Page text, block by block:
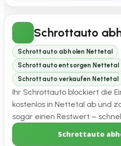
Schrottauto
Schrottauto abholen Nettetal
Schrottauto entsorgen Nettetal
Schrottauto verkaufen Nettetal
Ihr Schrottauto blockiert die
kostenlos in Nettetal ab und
sogar einen Restwert –
Schrottauto